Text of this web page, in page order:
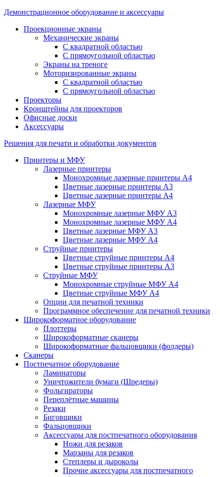
Демонстрационное оборудование и аксессуары
Проекционные экраны
Механические экраны
С квадратной областью
С прямоугольной областью
Экраны на треноге
Моторизированные экраны
С квадратной областью
С прямоугольной областью
Проекторы
Кронштейны для проекторов
Офисные доски
Аксессуары
Решения для печати и обработки документов
Принтеры и МФУ
Лазерные принтеры
Монохромные лазерные принтеры А4
Цветные лазерные принтеры А3
Цветные лазерные принтеры А4
Лазерные МФУ
Монохромные лазерные МФУ А3
Монохромные лазерные МФУ А4
Цветные лазерные МФУ А3
Цветные лазерные МФУ А4
Струйные принтеры
Цветные струйные принтеры А4
Цветные струйные принтеры А3
Струйные МФУ
Монохромные струйные МФУ А4
Цветные струйные МФУ А4
Опции для печатной техники
Программное обеспечение для печатной техники
Широкоформатное оборудование
Плоттеры
Широкоформатные сканеры
Широкоформатные фальцовщики (фолдеры)
Сканеры
Постпечатное оборудование
Ламинаторы
Уничтожители бумаги (Шредеры)
Фольгираторы
Переплётные машины
Резаки
Биговщики
Фальцовщики
Аксессуары для постпечатного оборудования
Ножи для резаков
Марзаны для резаков
Степлеры и дыроколы
Прочие аксессуары для постпечатного